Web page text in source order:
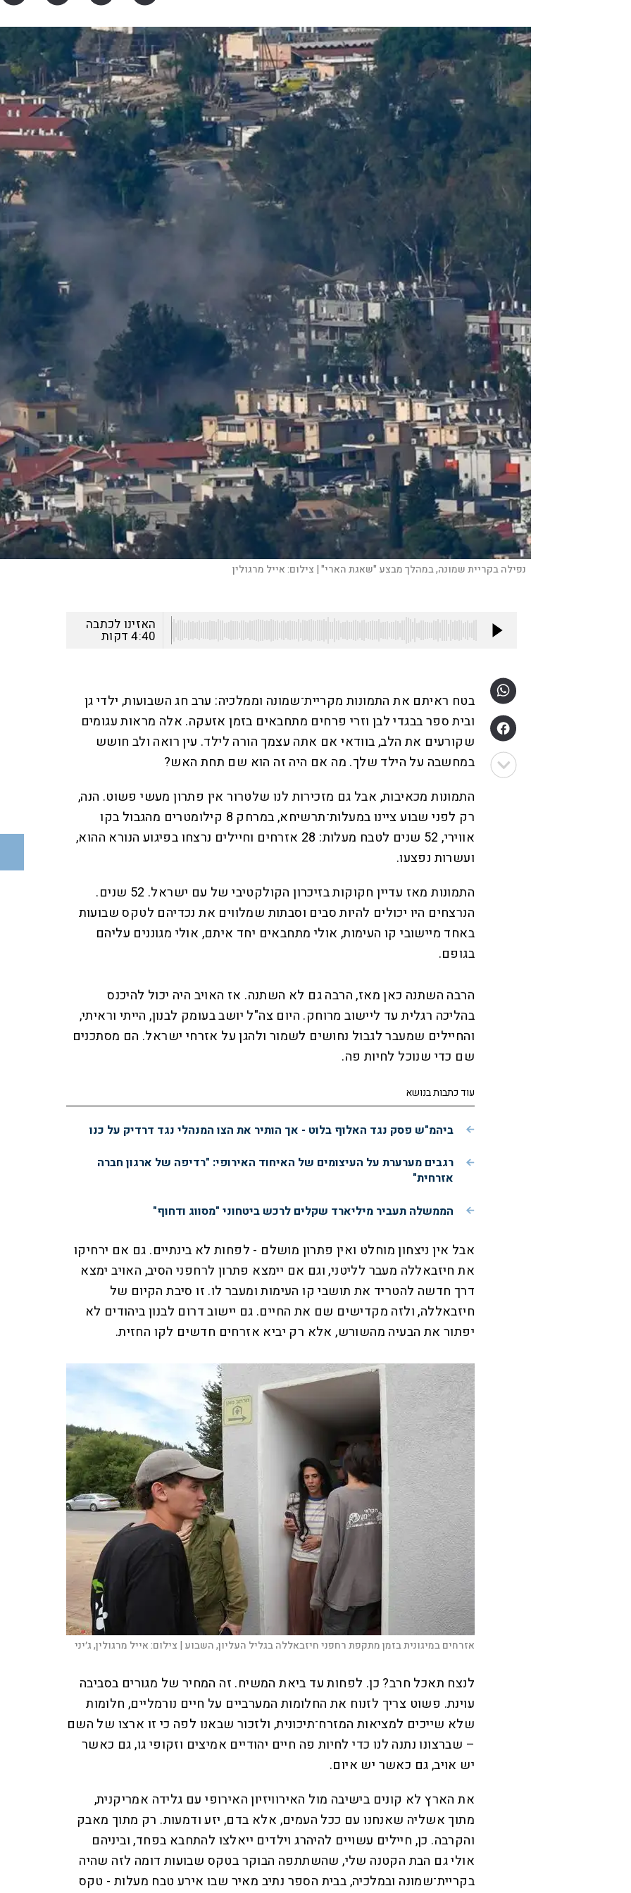
נפילה בקריית שמונה, במהלך מבצע "שאגת הארי" | צילום:אייל מרגולין
האזינו לכתבה
4:40דקות
בטח ראיתם את התמונות מקריית־שמונה וממלכיה: ערב חג השבועות, ילדי גן
ובית ספר בבגדי לבן וזרי פרחים מתחבאים בזמן אזעקה. אלה מראות עגומים
שקורעים את הלב, בוודאי אם אתה עצמך הורה לילד. עין רואה ולב חושש
במחשבה על הילד שלך. מה אם היה זה הוא שם תחת האש?
התמונות מכאיבות, אבל גם מזכירות לנו שלטרור אין פתרון מעשי פשוט. הנה,
רק לפני שבוע ציינו במעלות־תרשיחא, במרחק 8 קילומטרים מהגבול בקו
אווירי, 52 שנים לטבח מעלות: 28 אזרחים וחיילים נרצחו בפיגוע הנורא ההוא,
ועשרות נפצעו.
התמונות מאז עדיין חקוקות בזיכרון הקולקטיבי של עם ישראל. 52 שנים.
הנרצחים היו יכולים להיות סבים וסבתות שמלווים את נכדיהם לטקס שבועות
באחד מיישובי קו העימות, אולי מתחבאים יחד איתם, אולי מגוננים עליהם
בגופם.
הרבה השתנה כאן מאז, הרבה גם לא השתנה. אז האויב היה יכול להיכנס
בהליכה רגלית עד ליישוב מרוחק. היום צה"ל יושב בעומק לבנון, הייתי וראיתי,
והחיילים שמעבר לגבול נחושים לשמור ולהגן על אזרחי ישראל. הם מסתכנים
שם כדי שנוכל לחיות פה.
עוד כתבות בנושא
ביהמ"ש פסק נגד האלוף בלוט - אך הותיר את הצו המנהלי נגד דרדיק על כנו
רגבים מערערת על העיצומים של האיחוד האירופי: "רדיפה של ארגון חברה
אזרחית"
הממשלה תעביר מיליארד שקלים לרכש ביטחוני "מסווג ודחוף"
אבל אין ניצחון מוחלט ואין פתרון מושלם - לפחות לא בינתיים. גם אם ירחיקו
את חיזבאללה מעבר לליטני, וגם אם יימצא פתרון לרחפני הסיב, האויב ימצא
דרך חדשה להטריד את תושבי קו העימות ומעבר לו. זו סיבת הקיום של
חיזבאללה, ולזה מקדישים שם את החיים. גם יישוב דרום לבנון ביהודים לא
יפתור את הבעיה מהשורש, אלא רק יביא אזרחים חדשים לקו החזית.
אזרחים במיגונית בזמן מתקפת רחפני חיזבאללה בגליל העליון, השבוע | צילום:אייל מרגולין, ג׳יני
לנצח תאכל חרב? כן. לפחות עד ביאת המשיח. זה המחיר של מגורים בסביבה
עוינת. פשוט צריך לזנוח את החלומות המערביים על חיים נורמליים, חלומות
שלא שייכים למציאות המזרח־תיכונית, ולזכור שבאנו לפה כי זו ארצו של השם
– שברצונו נתנה לנו כדי לחיות פה חיים יהודיים אמיצים וזקופי גו, גם כאשר
יש אויב, גם כאשר יש איום.
את הארץ לא קונים בישיבה מול האירוויזיון האירופי עם גלידה אמריקנית,
מתוך אשליה שאנחנו עם ככל העמים, אלא בדם, יזע ודמעות. רק מתוך מאבק
והקרבה. כן, חיילים עשויים להיהרג וילדים ייאלצו להתחבא בפחד, וביניהם
אולי גם הבת הקטנה שלי, שהשתתפה הבוקר בטקס שבועות דומה לזה שהיה
בקריית־שמונה ובמלכיה, בבית הספר נתיב מאיר שבו אירע טבח מעלות - טקס